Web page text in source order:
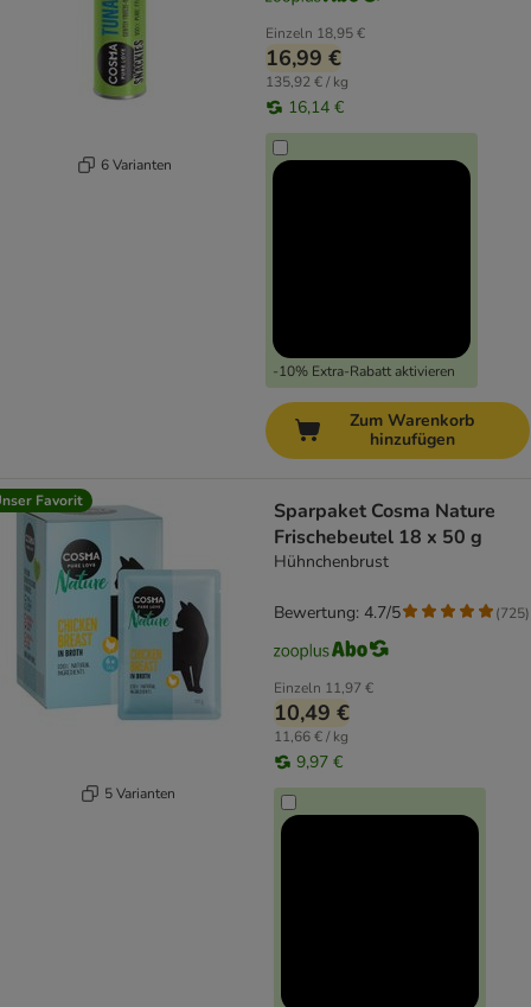
6 Varianten
Einzeln 18,95 €
16,99 €
135,92 € / kg
16,14 €
-10% Extra-Rabatt aktivieren
Zum Warenkorb
hinzufügen
Favorit
5 Varianten
Sparpaket Cosma Nature
Frischebeutel 18 x 50 g
Hühnchenbrust
Einzeln 11,97 €
10,49 €
11,66 € / kg
9,97 €
Bewertung: 4.7/5 (725)